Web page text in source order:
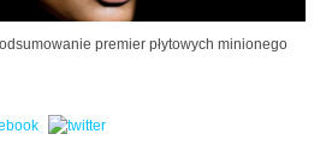
premier płytowych minionego